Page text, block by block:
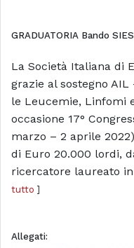
GRADUATORIA Bando
La Società Italiana di
grazie al sostegno
le Leucemie, Linfomi
occasione 17°
marzo – 2 aprile
di Euro 20.000 lordi,
ricercatore laureato
tutto ]
Allegati: